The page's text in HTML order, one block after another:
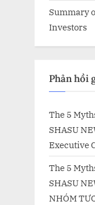
Summary
Investors
Phản hồi
The 5
SHASU
Executive
The 5
SHASU
NHÓM